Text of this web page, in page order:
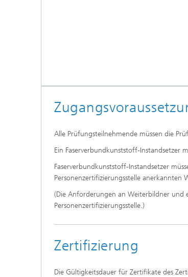
Alle Prüfungsteilnehmende müssen die
Ein Faserverbundkunststoff-Instandsetzer
Faserverbundkunststoff-Instandsetzer
Personenzertifizierungsstelle
(Die Anforderungen an Weiterbildner und
Personenzertifizierungsstelle.)
Zertifizierung
Die Gültigkeitsdauer für Zertifikate des